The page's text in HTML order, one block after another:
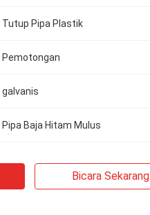
Tutup Pipa Plastik
Pemotongan
galvanis
Pipa Baja Hitam Mulus
Bicara Sekarang